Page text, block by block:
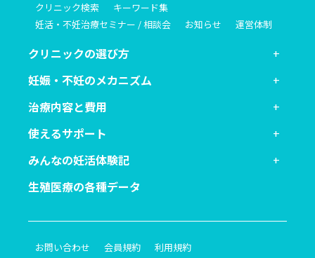
クリニック検索
キーワード集
妊活・不妊治療セミナー / 相談会
お知らせ 運営体制
クリニックの選び方
妊娠・不妊のメカニズム
治療内容と費用
使えるサポート
みんなの妊活体験記
生殖医療の各種データ
お問い合わせ 会員規約
利用規約